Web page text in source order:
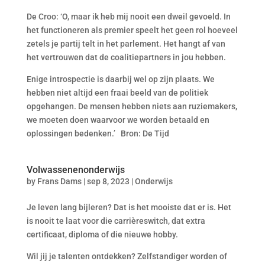
De Croo: ‘O, maar ik heb mij nooit een dweil gevoeld. In
het functioneren als premier speelt het geen rol hoeveel
zetels je partij telt in het parlement. Het hangt af van
het vertrouwen dat de coalitiepartners in jou hebben.
Enige introspectie is daarbij wel op zijn plaats. We
hebben niet altijd een fraai beeld van de politiek
opgehangen. De mensen hebben niets aan ruziemakers,
we moeten doen waarvoor we worden betaald en
oplossingen bedenken.’ Bron: De Tijd
Volwassenenonderwijs
by Frans Dams|sep 8, 2023 |Onderwijs
Je leven lang bijleren? Dat is het mooiste dat er is. Het
is nooit te laat voor die carrièreswitch, dat extra
certificaat, diploma of die nieuwe hobby.
Wil jij je talenten ontdekken? Zelfstandiger worden of